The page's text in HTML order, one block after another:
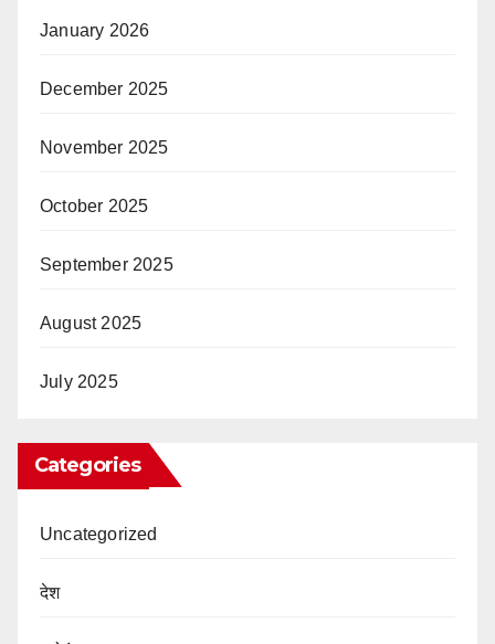
January 2026
December 2025
November 2025
October 2025
September 2025
August 2025
July 2025
Categories
Uncategorized
देश